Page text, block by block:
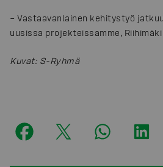
– Vastaavanlainen kehitystyö
uusissa projekteissamme, Riihimäki
Kuvat: S-Ryhmä